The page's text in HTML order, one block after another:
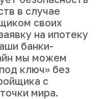
в случае
своих
на ипотеку
банки-
мы можем
ключ» без
с
мира.